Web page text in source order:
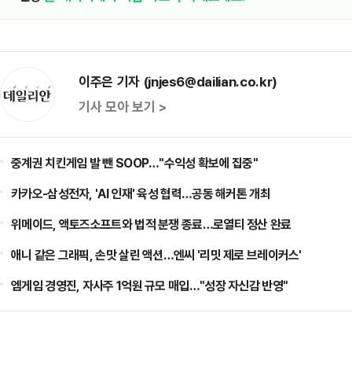
이주은 기자 (jnjes6@dailian.co.kr)
기사 모아 보기 >
중계권 치킨게임 발 뺀 SOOP…"수익성 확보에 집중"
카카오-삼성전자, 'AI 인재' 육성 협력…공동 해커톤 개최
위메이드, 액토즈소프트와 법적 분쟁 종료…로열티 정산 완료
애니 같은 그래픽, 손맛 살린 액션…엔씨 '리밋 제로 브레이커스'
엠게임 경영진, 자사주 1억원 규모 매입…"성장 자신감 반영"